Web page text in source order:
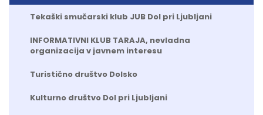
Tekaški smučarski klub JUB Dol pri Ljubljani
INFORMATIVNI KLUB TARAJA, nevladna
organizacija v javnem interesu
Turistično društvo Dolsko
Kulturno društvo Dol pri Ljubljani